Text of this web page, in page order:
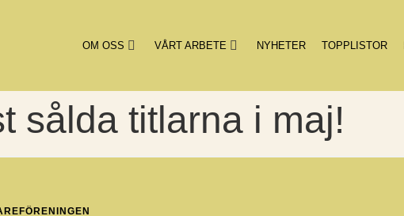
OM OSS VÅRT ARBETE NYHETER TOPPLISTOR
sålda titlarna i maj!